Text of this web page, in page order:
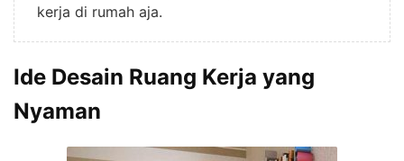
kerja di rumah aja.
Ide Desain Ruang Kerja yang
Nyaman